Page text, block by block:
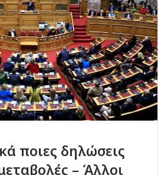
ποιες δηλώσεις
– Άλλοι